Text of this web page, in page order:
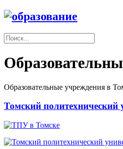
Образовательные учреждения в
Томский